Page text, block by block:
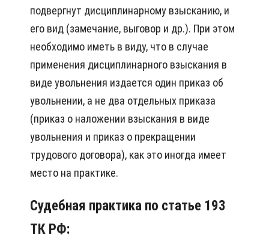
подвергнут дисциплинарному взысканию, и
его вид (замечание, выговор и др.). При этом
необходимо иметь в виду, что в случае
применения дисциплинарного взыскания в
виде увольнения издается один приказ об
увольнении, а не два отдельных приказа
(приказ о наложении взыскания в виде
увольнения и приказ о прекращении
трудового договора), как это иногда имеет
место на практике.
Судебная практика по статье 193
ТК РФ: